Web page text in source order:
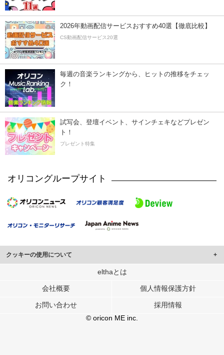
2026年動画配信サービスおすすめ40選【徹底比較】
CS動画配信サービス20選
毎週の音楽ランキングから、ヒットの推移をチェッ
ク！
試写会、登壇イベント、サインチェキなどプレゼン
ト！
プレゼント特集
オリコングループサイト
クッキーの使用について
このサイトでは Cookie を使用して、ユーザーに合わせたコンテンツや広告の
行っています。
メディアや広告配信、データ解析の各パートナーに提供しています。
各パートナーは、この情報とユーザーが各パートナーに提供した他の情報や、
ユーザーが各パートナーのサービスを使用したときに収集した他の情報を組み
elthaとは
会社概要 個人情報保護方針
お問い合わせ
採用情報
© oricon ME inc.